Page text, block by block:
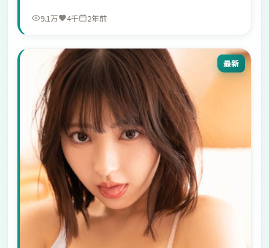
9.1万 4千 2年前
最新